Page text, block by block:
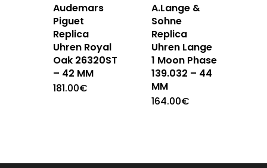
Audemars
Piguet
Replica
Uhren Royal
Oak 26320ST
– 42 MM
181.00€
A.Lange &
Sohne
Replica
Uhren Lange
1 Moon Phase
139.032 – 44
MM
164.00€